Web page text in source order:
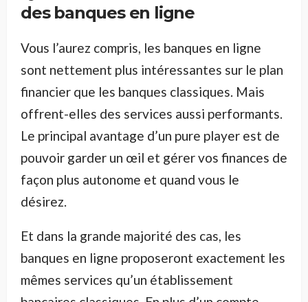
des banques en ligne
Vous l’aurez compris, les banques en ligne
sont nettement plus intéressantes sur le plan
financier que les banques classiques. Mais
offrent-elles des services aussi performants.
Le principal avantage d’un pure player est de
pouvoir garder un œil et gérer vos finances de
façon plus autonome et quand vous le
désirez.
Et dans la grande majorité des cas, les
banques en ligne proposeront exactement les
mêmes services qu’un établissement